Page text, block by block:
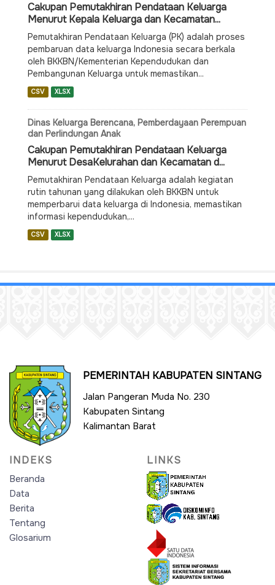
Cakupan Pemutakhiran Pendataan Keluarga
Menurut Kepala Keluarga dan Kecamatan...
Pemutakhiran Pendataan Keluarga (PK) adalah proses
pembaruan data keluarga Indonesia secara berkala
oleh BKKBN/Kementerian Kependudukan dan
Pembangunan Keluarga untuk memastikan...
CSV XLSX
Dinas Keluarga Berencana, Pemberdayaan Perempuan
dan Perlindungan Anak
Cakupan Pemutakhiran Pendataan Keluarga
Menurut DesaKelurahan dan Kecamatan d...
Pemutakhiran Pendataan Keluarga adalah kegiatan
rutin tahunan yang dilakukan oleh BKKBN untuk
memperbarui data keluarga di Indonesia, memastikan
informasi kependudukan,...
CSV XLSX
PEMERINTAH KABUPATEN SINTANG
Jalan Pangeran Muda No. 230
Kabupaten Sintang
Kalimantan Barat
INDEKS
Beranda
Data
Berita
Tentang
Glosarium
LINKS